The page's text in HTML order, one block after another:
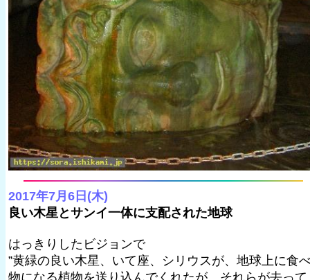
2017年7月6日(木)
良い木星とサンイ一体に支配された地球
はっきりしたビジョンで
”黄緑の良い木星、いて座、シリウスが、地球上に食
物になる植物を送り込んでくれたが、それらが去って